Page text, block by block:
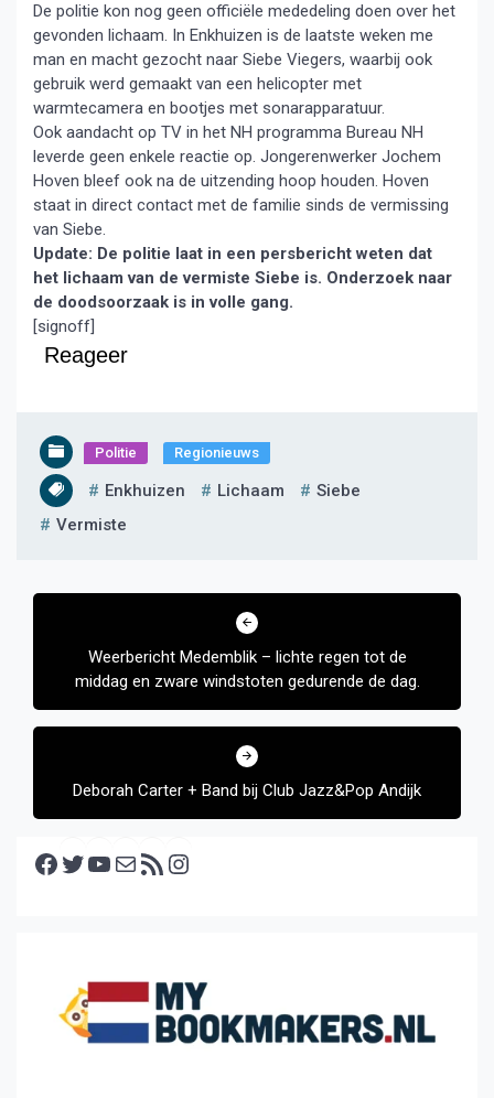
De politie kon nog geen officiële mededeling doen over het
gevonden lichaam. In Enkhuizen is de laatste weken me
man en macht gezocht naar Siebe Viegers, waarbij ook
gebruik werd gemaakt van een helicopter met
warmtecamera en bootjes met sonarapparatuur.
Ook aandacht op TV in het NH programma Bureau NH
leverde geen enkele reactie op. Jongerenwerker Jochem
Hoven bleef ook na de uitzending hoop houden. Hoven
staat in direct contact met de familie sinds de vermissing
van Siebe.
Update: De politie laat in een persbericht weten dat
het lichaam van de vermiste Siebe is. Onderzoek naar
de doodsoorzaak is in volle gang.
[signoff]
Reageer
Politie Regionieuws
Enkhuizen Lichaam
Siebe
Vermiste
Bericht
Weerbericht Medemblik – lichte regen tot de
middag en zware windstoten gedurende de dag.
Deborah Carter + Band bij Club Jazz&Pop Andijk
Facebook Twitter YouTube E-mail RSS feed